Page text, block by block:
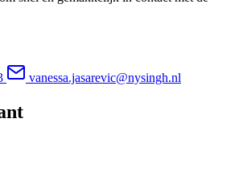
vanessa.jasarevic@nysingh.nl